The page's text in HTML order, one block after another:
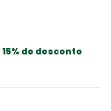
de desconto